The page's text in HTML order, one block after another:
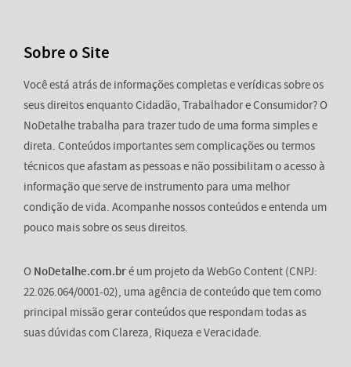
Sobre o Site
Você está atrás de informações completas e verídicas sobre os
seus direitos enquanto Cidadão, Trabalhador e Consumidor? O
NoDetalhe trabalha para trazer tudo de uma forma simples e
direta. Conteúdos importantes sem complicações ou termos
técnicos que afastam as pessoas e não possibilitam o acesso à
informação que serve de instrumento para uma melhor
condição de vida. Acompanhe nossos conteúdos e entenda um
pouco mais sobre os seus direitos.
O NoDetalhe.com.bré um projeto da WebGo Content (CNPJ:
22.026.064/0001-02), uma agência de conteúdo que tem como
principal missão gerar conteúdos que respondam todas as
suas dúvidas com Clareza, Riqueza e Veracidade.